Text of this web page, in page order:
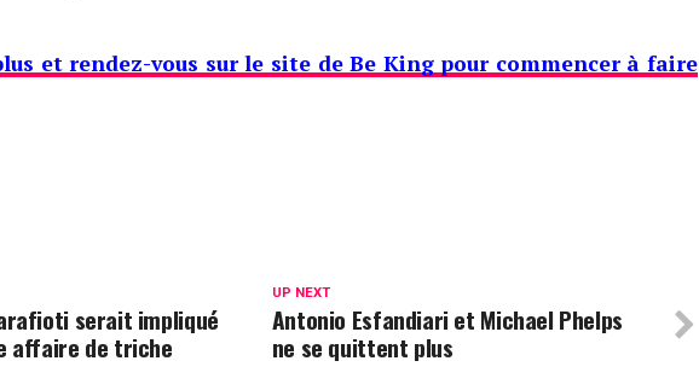
et rendez-vous sur le site de Be King pour commencer à faire
UP NEXT
Antonio Esfandiari et Michael Phelps
ne se quittent plus
serait impliqué
affaire de triche